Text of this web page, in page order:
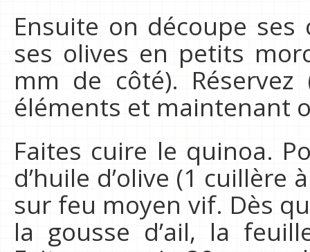
Ensuite on découpe
ses olives en petits
mm de côté).
éléments et maintenant
Faites cuire le quinoa.
d’huile d’olive (1 cuillère
sur feu moyen vif. Dès
la gousse d’ail, la